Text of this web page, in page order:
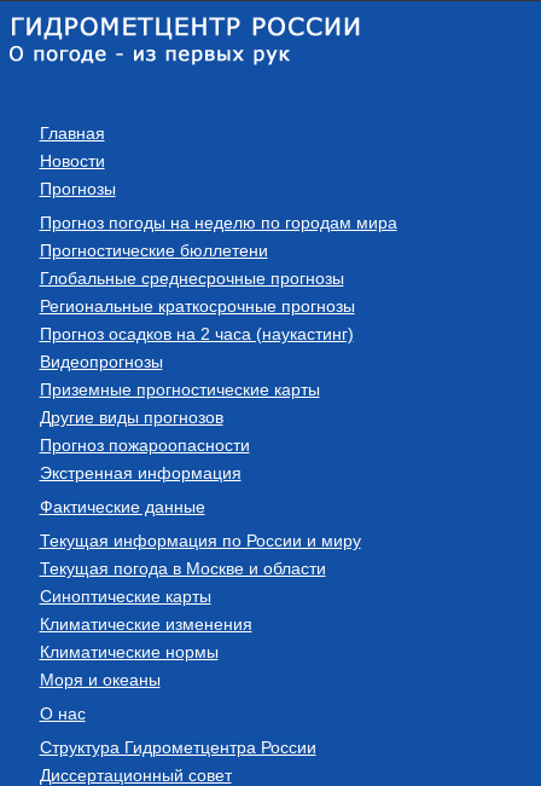
Главная
Новости
Прогнозы
Прогноз погоды на неделю по городам мира
Прогностические бюллетени
Глобальные среднесрочные прогнозы
Региональные краткосрочные прогнозы
Прогноз осадков на 2 часа (наукастинг)
Видеопрогнозы
Приземные прогностические карты
Другие виды прогнозов
Прогноз пожароопасности
Экстренная информация
Фактические данные
Текущая информация по России и миру
Текущая погода в Москве и области
Синоптические карты
Климатические изменения
Климатические нормы
Моря и океаны
О нас
Структура Гидрометцентра России
Диссертационный совет